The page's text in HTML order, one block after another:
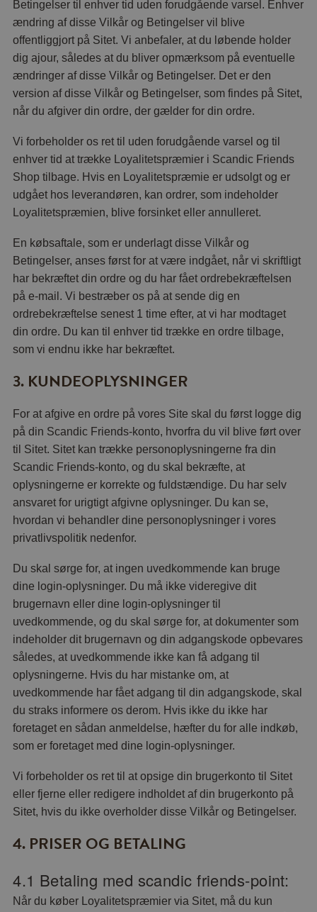
Betingelser til enhver tid uden forudgående varsel. Enhver
ændring af disse Vilkår og Betingelser vil blive
offentliggjort på Sitet. Vi anbefaler, at du løbende holder
dig ajour, således at du bliver opmærksom på eventuelle
ændringer af disse Vilkår og Betingelser. Det er den
version af disse Vilkår og Betingelser, som findes på Sitet,
når du afgiver din ordre, der gælder for din ordre.
Vi forbeholder os ret til uden forudgående varsel og til
enhver tid at trække Loyalitetspræmier i Scandic Friends
Shop tilbage. Hvis en Loyalitetspræmie er udsolgt og er
udgået hos leverandøren, kan ordrer, som indeholder
Loyalitetspræmien, blive forsinket eller annulleret.
En købsaftale, som er underlagt disse Vilkår og
Betingelser, anses først for at være indgået, når vi skriftligt
har bekræftet din ordre og du har fået ordrebekræftelsen
på e-mail. Vi bestræber os på at sende dig en
ordrebekræftelse senest 1 time efter, at vi har modtaget
din ordre. Du kan til enhver tid trække en ordre tilbage,
som vi endnu ikke har bekræftet.
3. KUNDEOPLYSNINGER
For at afgive en ordre på vores Site skal du først logge dig
på din Scandic Friends-konto, hvorfra du vil blive ført over
til Sitet. Sitet kan trække personoplysningerne fra din
Scandic Friends-konto, og du skal bekræfte, at
oplysningerne er korrekte og fuldstændige. Du har selv
ansvaret for urigtigt afgivne oplysninger. Du kan se,
hvordan vi behandler dine personoplysninger i vores
privatlivspolitik nedenfor.
Du skal sørge for, at ingen uvedkommende kan bruge
dine login-oplysninger. Du må ikke videregive dit
brugernavn eller dine login-oplysninger til
uvedkommende, og du skal sørge for, at dokumenter som
indeholder dit brugernavn og din adgangskode opbevares
således, at uvedkommende ikke kan få adgang til
oplysningerne. Hvis du har mistanke om, at
uvedkommende har fået adgang til din adgangskode, skal
du straks informere os derom. Hvis ikke du ikke har
foretaget en sådan anmeldelse, hæfter du for alle indkøb,
som er foretaget med dine login-oplysninger.
Vi forbeholder os ret til at opsige din brugerkonto til Sitet
eller fjerne eller redigere indholdet af din brugerkonto på
Sitet, hvis du ikke overholder disse Vilkår og Betingelser.
4. PRISER OG BETALING
4.1 Betaling med scandic friends-point:
Når du køber Loyalitetspræmier via Sitet, må du kun